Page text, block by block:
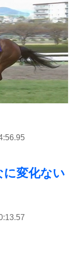
に変化ない